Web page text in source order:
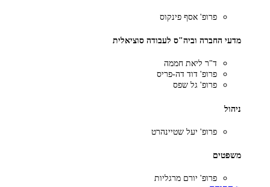
פרופ' אסף פינקוס
מדעי החברה וביה"ס לעבודה סוציאלית
ד"ר ליאת חממה
פרופ' דוד דה-פריס
פרופ' גל שפס
ניהול
פרופ' יעל שטיינהרט
משפטים
פרופ' יורם מרגליות